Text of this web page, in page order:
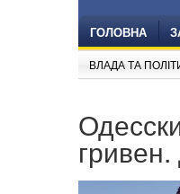
ГОЛОВНА
ВЛАДА ТА